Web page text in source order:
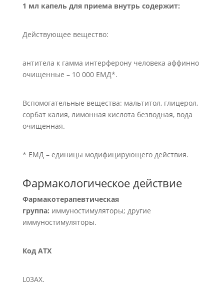
1 мл капель для приема внутрь содержит:
Действующее вещество:
антитела к гамма интерферону человека аффинно
очищенные – 10 000 ЕМД*.
Вспомогательные вещества: мальтитол, глицерол,
сорбат калия, лимонная кислота безводная, вода
очищенная.
* ЕМД – единицы модифицирующего действия.
Фармакологическое действие
Фармакотерапевтическая
группа: иммуностимуляторы; другие
иммуностимуляторы.
Код ATX
L03AX.